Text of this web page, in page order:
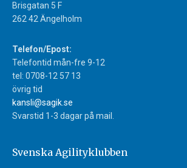
Brisgatan 5 F
262 42 Ängelholm
Telefon/Epost:
Telefontid mån-fre 9-12
tel: 0708-12 57 13
övrig tid
kansli@sagik.se
Svarstid 1-3 dagar på mail.
Svenska Agilityklubben